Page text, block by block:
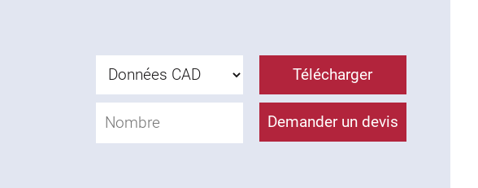
Télécharger
Demander un devis